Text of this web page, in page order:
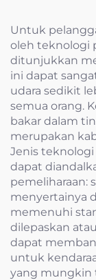
Untuk
oleh teknologi
ditunjukkan
ini dapat
udara sedikit
semua orang.
bakar dalam
merupakan
Jenis
dapat
pemeliharaan:
menyertainya
memenuhi
dilepaskan
dapat
untuk
yang mungkin